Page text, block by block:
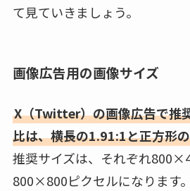
て見ていきましょう。
画像広告用の画像サイズ
X（Twitter）の画像広告で推
比は、横長の1.91:1と正方形
推奨サイズは、それぞれ
800×800ピクセルになります。